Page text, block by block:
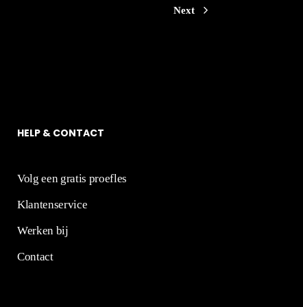
Next
HELP & CONTACT
Volg een gratis proefles
Klantenservice
Werken bij
Contact